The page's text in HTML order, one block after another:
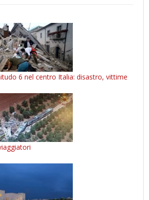
6 nel centro Italia: disastro, vittime